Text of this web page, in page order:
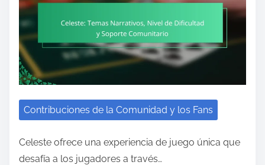
Contribuciones de la Comunidad y los Fans
Celeste ofrece una experiencia de juego única que
desafía a los jugadores a través…